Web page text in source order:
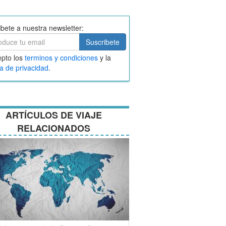
a nuestra newsletter:
Suscribete
los terminos y condiciones y la
de privacidad.
ARTÍCULOS DE VIAJE
RELACIONADOS